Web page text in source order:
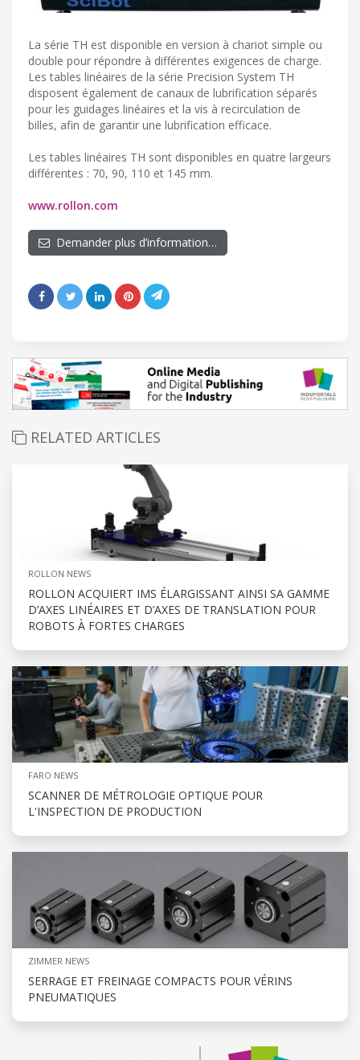
La série TH est disponible en version à chariot simple ou
double pour répondre à différentes exigences de charge.
Les tables linéaires de la série Precision System TH
disposent également de canaux de lubrification séparés
pour les guidages linéaires et la vis à recirculation de
billes, afin de garantir une lubrification efficace.
Les tables linéaires TH sont disponibles en quatre largeurs
différentes : 70, 90, 110 et 145 mm.
www.rollon.com
Demander plus d’information…
RELATED ARTICLES
ROLLON NEWS
ROLLON ACQUIERT IMS ÉLARGISSANT AINSI SA GAMME
D’AXES LINÉAIRES ET D’AXES DE TRANSLATION POUR
ROBOTS À FORTES CHARGES
FARO NEWS
SCANNER DE MÉTROLOGIE OPTIQUE POUR
L'INSPECTION DE PRODUCTION
ZIMMER NEWS
SERRAGE ET FREINAGE COMPACTS POUR VÉRINS
PNEUMATIQUES